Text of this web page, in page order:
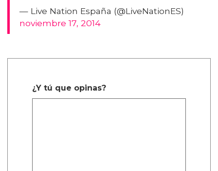
— Live Nation España (@LiveNationES)
noviembre 17, 2014
¿Y tú que opinas?